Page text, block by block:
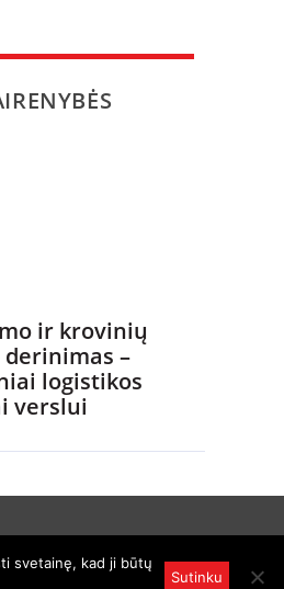
ir krovinių
–
logistikos
verslui
svetainę, kad ji būtų
Sutinku